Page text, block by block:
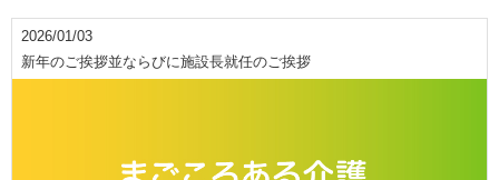
2026/01/03
新年のご挨拶並ならびに施設長就任のご挨拶